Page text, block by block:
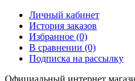
Личный кабинет
История заказов
Избранное (0)
В сравнении (0)
Подписка на рассылку
Официальный интернет